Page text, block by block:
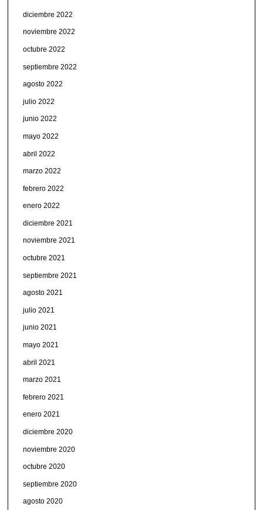
diciembre 2022
noviembre 2022
octubre 2022
septiembre 2022
agosto 2022
julio 2022
junio 2022
mayo 2022
abril 2022
marzo 2022
febrero 2022
enero 2022
diciembre 2021
noviembre 2021
octubre 2021
septiembre 2021
agosto 2021
julio 2021
junio 2021
mayo 2021
abril 2021
marzo 2021
febrero 2021
enero 2021
diciembre 2020
noviembre 2020
octubre 2020
septiembre 2020
agosto 2020